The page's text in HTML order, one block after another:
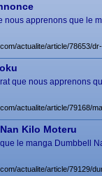
apprenons que le
actualite/article/78653/
que nous apprenons
actualite/article/79168/
Kilo Moteru
le manga Dumbbell
actualite/article/79129/